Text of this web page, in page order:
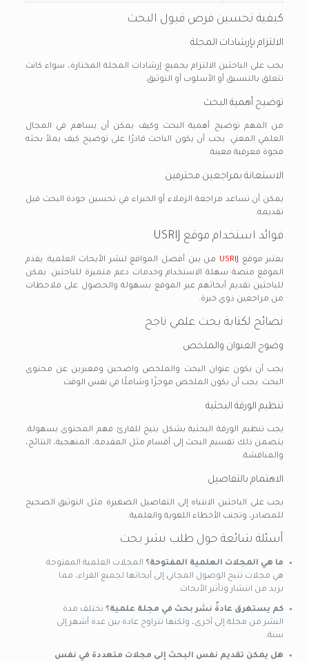
كيفية تحسين فرص قبول البحث
الالتزام بإرشادات المجلة
يجب على الباحثين الالتزام بجميع إرشادات المجلة المختارة، سواء كانت
تتعلق بالتنسيق أو الأسلوب أو التوثيق.
توضيح أهمية البحث
من المهم توضيح أهمية البحث وكيف يمكن أن يساهم في المجال
العلمي المعني. يجب أن يكون الباحث قادرًا على توضيح كيف يملأ بحثه
فجوة معرفية معينة.
الاستعانة بمراجعين محترفين
يمكن أن تساعد مراجعة الزملاء أو الخبراء في تحسين جودة البحث قبل
تقديمه.
فوائد استخدام موقع USRIJ
يعتبر موقع USRIJ من بين أفضل المواقع لنشر الأبحاث العلمية. يقدم
الموقع منصة سهلة الاستخدام وخدمات دعم متميزة للباحثين. يمكن
للباحثين تقديم أبحاثهم عبر الموقع بسهولة والحصول على ملاحظات
من مراجعين ذوي خبرة.
نصائح لكتابة بحث علمي ناجح
وضوح العنوان والملخص
يجب أن يكون عنوان البحث والملخص واضحين ومعبرين عن محتوى
البحث. يجب أن يكون الملخص موجزًا وشاملًا في نفس الوقت.
تنظيم الورقة البحثية
يجب تنظيم الورقة البحثية بشكل يتيح للقارئ فهم المحتوى بسهولة.
يتضمن ذلك تقسيم البحث إلى أقسام مثل المقدمة، المنهجية، النتائج،
والمناقشة.
الاهتمام بالتفاصيل
يجب على الباحثين الانتباه إلى التفاصيل الصغيرة مثل التوثيق الصحيح
للمصادر، وتجنب الأخطاء اللغوية والعلمية.
أسئلة شائعة حول طلب نشر بحث
ما هي المجلات العلمية المفتوحة؟ المجلات العلمية المفتوحة
هي مجلات تتيح الوصول المجاني إلى أبحاثها لجميع القراء، مما
يزيد من انتشار وتأثير الأبحاث.
كم يستغرق عادةً نشر بحث في مجلة علمية؟ تختلف مدة
النشر من مجلة إلى أخرى، ولكنها تتراوح عادة بين عدة أشهر إلى
سنة.
هل يمكن تقديم نفس البحث إلى مجلات متعددة في نفس